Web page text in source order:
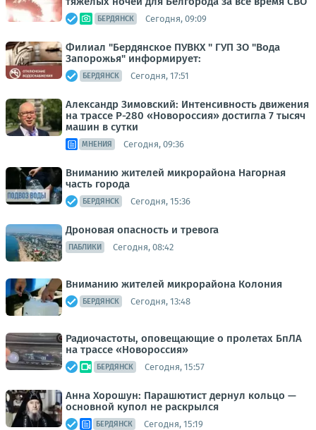
БЕРДЯНСК Сегодня, 09:09
Филиал "Бердянское ПУВКХ " ГУП ЗО "Вода
Запорожья" информирует:
БЕРДЯНСК Сегодня, 17:51
Александр Зимовский: Интенсивность движения
на трассе Р-280 «Новороссия» достигла 7 тысяч
машин в сутки
МНЕНИЯ Сегодня, 09:36
Вниманию жителей микрорайона Нагорная
часть города
БЕРДЯНСК Сегодня, 15:36
Дроновая опасность и тревога
ПАБЛИКИ Сегодня, 08:42
Вниманию жителей микрорайона Колония
БЕРДЯНСК Сегодня, 13:48
Радиочастоты, оповещающие о пролетах БпЛА
на трассе «Новороссия»
БЕРДЯНСК Сегодня, 15:57
Анна Хорошун: Парашютист дернул кольцо —
основной купол не раскрылся
БЕРДЯНСК Сегодня, 15:19